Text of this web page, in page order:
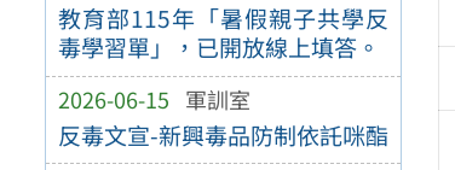
教育部115年「暑假親子共學反
毒學習單」，已開放線上填答。
2026-06-15 軍訓室
反毒文宣-新興毒品防制依託咪酯